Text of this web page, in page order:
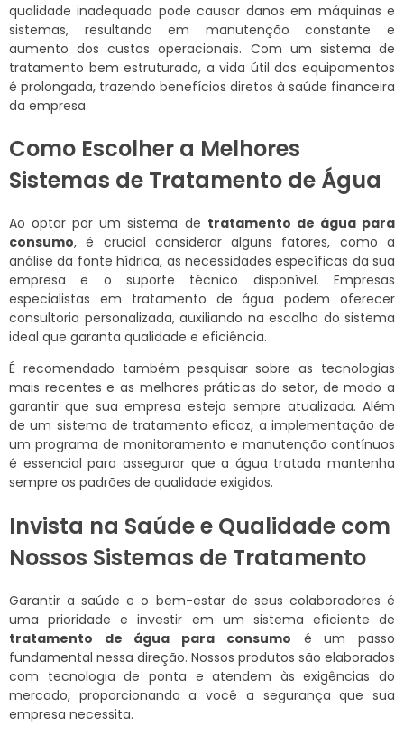
qualidade inadequada pode causar danos em máquinas e
sistemas, resultando em manutenção constante e
aumento dos custos operacionais. Com um sistema de
tratamento bem estruturado, a vida útil dos equipamentos
é prolongada, trazendo benefícios diretos à saúde financeira
da empresa.
Como Escolher a Melhores
Sistemas de Tratamento de Água
Ao optar por um sistema de tratamento de água para
consumo, é crucial considerar alguns fatores, como a
análise da fonte hídrica, as necessidades específicas da sua
empresa e o suporte técnico disponível. Empresas
especialistas em tratamento de água podem oferecer
consultoria personalizada, auxiliando na escolha do sistema
ideal que garanta qualidade e eficiência.
É recomendado também pesquisar sobre as tecnologias
mais recentes e as melhores práticas do setor, de modo a
garantir que sua empresa esteja sempre atualizada. Além
de um sistema de tratamento eficaz, a implementação de
um programa de monitoramento e manutenção contínuos
é essencial para assegurar que a água tratada mantenha
sempre os padrões de qualidade exigidos.
Invista na Saúde e Qualidade com
Nossos Sistemas de Tratamento
Garantir a saúde e o bem-estar de seus colaboradores é
uma prioridade e investir em um sistema eficiente de
tratamento de água para consumo é um passo
fundamental nessa direção. Nossos produtos são elaborados
com tecnologia de ponta e atendem às exigências do
mercado, proporcionando a você a segurança que sua
empresa necessita.